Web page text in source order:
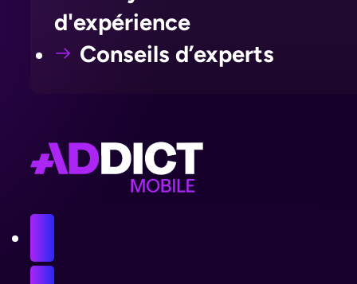
d'expérience
Conseils d’experts